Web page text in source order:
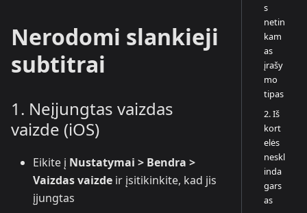
Nerodomi slankieji
subtitrai
1. Neįjungtas vaizdas
vaizde (iOS)
Eikite į Nustatymai > Bendra >
Vaizdas vaizde ir įsitikinkite, kad jis
įjungtas
s
netin
kam
as
įrašy
mo
tipas
2. Iš
kort
elės
neskl
inda
gars
as